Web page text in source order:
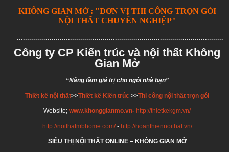
KHÔNG GIAN MỞ : "ĐƠN VỊ THI CÔNG TRỌN GÓI
NỘI THẤT CHUYÊN NGHIỆP"
Công ty CP Kiến trúc và nội thất Không
Gian Mở
“Nâng tầm giá trị cho ngôi nhà bạn”
Thiết kế nội thất>>Thiết kế Kiến trúc >>Thi công nội thất trọn gói
Website; www.khonggianmo.vn- http://thietkekgm.vn/
http://noithatmbhome.com/- http://hoanthiennoithat.vn/
SIÊU THỊ NỘI THẤT ONLINE – KHÔNG GIAN MỞ